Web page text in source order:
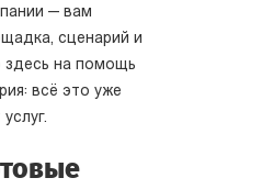
— вам
сценарий и
на помощь
всё это уже